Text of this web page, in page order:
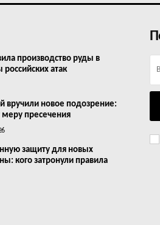
производство руды в
российских атак
вручили новое подозрение:
меру пресечения
защиту для новых
кого затронули правила